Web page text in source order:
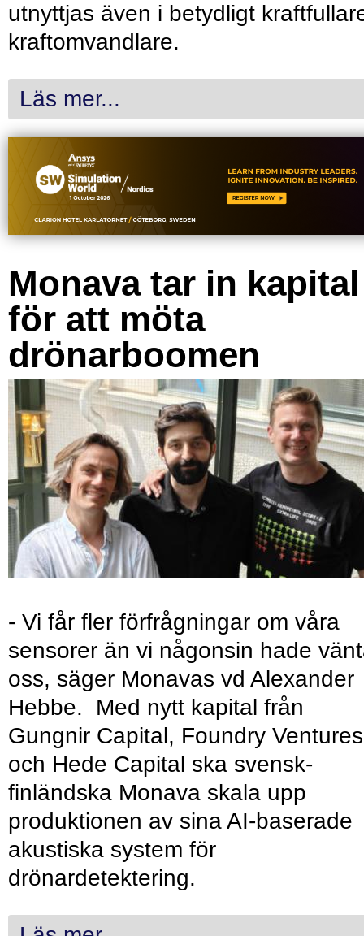
utnyttjas även i betydligt
kraftomvandlare.
Läs mer...
Monava tar in kapital
för att möta
drönarboomen
- Vi får fler förfrågningar om våra
sensorer än vi någonsin hade
oss, säger Monavas vd Alexander
Hebbe. Med nytt kapital från
Gungnir Capital, Foundry Ventures
och Hede Capital ska svensk-
finländska Monava skala upp
produktionen av sina AI-baserade
akustiska system för
drönardetektering.